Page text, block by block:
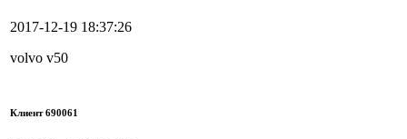
2017-12-19 18:37:26
volvo v50
Клиент 690061